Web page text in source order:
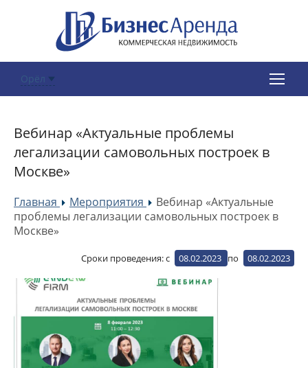
Орёл
Вебинар «Актуальные проблемы
легализации самовольных построек в
Москве»
Главная »Мероприятия »Вебинар «Актуальные
проблемы легализации самовольных построек в
Москве»
Сроки проведения:с 08.02.2023 по 08.02.2023